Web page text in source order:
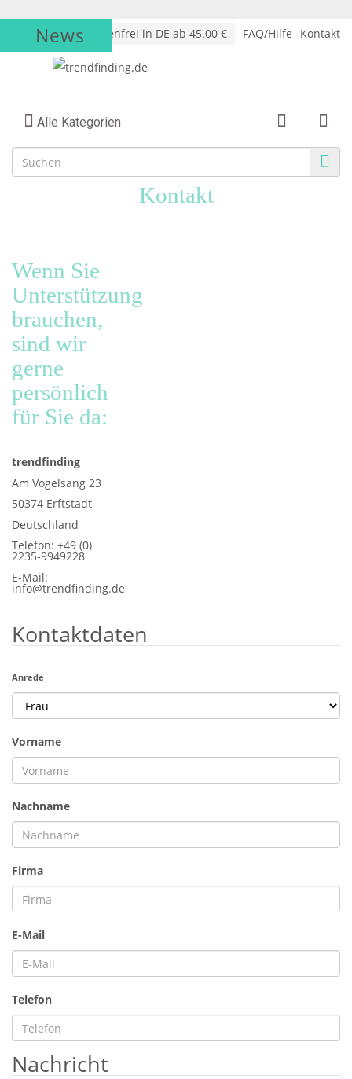
√Versandkostenfrei in DE ab 45.00 € FAQ/Hilfe Kontakt
News
Alle Kategorien
Kontakt
Wenn Sie
Unterstützung
brauchen,
sind wir
gerne
persönlich
für Sie da:
trendfinding
Am Vogelsang 23
50374 Erftstadt
Deutschland
Telefon: +49 (0)
2235-9949228
E-Mail:
info@trendfinding.de
Kontaktdaten
Anrede
Vorname
Nachname
Firma
E-Mail
Telefon
Nachricht